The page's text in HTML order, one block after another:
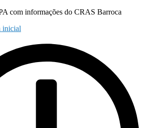
com informações do CRAS Barroca